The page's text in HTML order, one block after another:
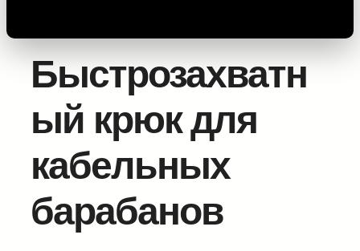
Быстрозахватн
ый крюк для
кабельных
барабанов